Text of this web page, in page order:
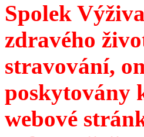
Spolek
zdravého
stravování,
poskytovány
webové